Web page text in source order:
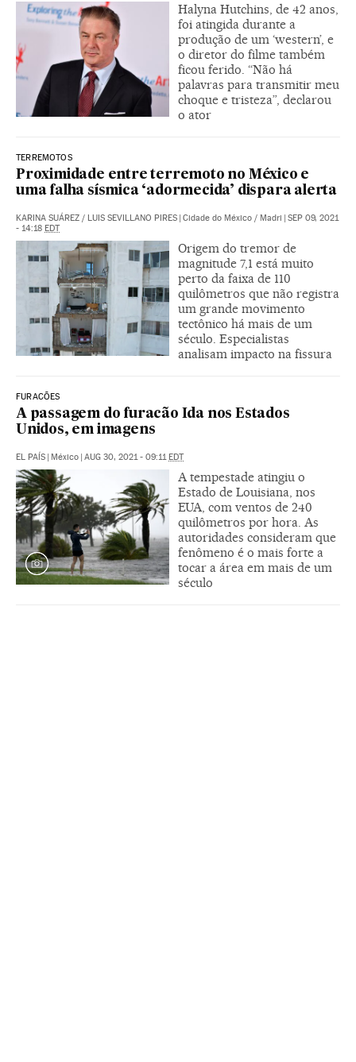
Halyna Hutchins, de 42 anos,
foi atingida durante a
produção de um ‘western’, e
o diretor do filme também
ficou ferido. “Não há
palavras para transmitir meu
choque e tristeza”, declarou
o ator
TERREMOTOS
Proximidade entre terremoto no México e
uma falha sísmica ‘adormecida’ dispara alerta
KARINA SUÁREZ / LUIS SEVILLANO PIRES | Cidade do México / Madri | SEP 09, 2021
- 14:18 EDT
Origem do tremor de
magnitude 7,1 está muito
perto da faixa de 110
quilômetros que não registra
um grande movimento
tectônico há mais de um
século. Especialistas
analisam impacto na fissura
FURACÕES
A passagem do furacão Ida nos Estados
Unidos, em imagens
EL PAÍS | México | AUG 30, 2021 - 09:11EDT
A tempestade atingiu o
Estado de Louisiana, nos
EUA, com ventos de 240
quilômetros por hora. As
autoridades consideram que
fenômeno é o mais forte a
tocar a área em mais de um
século